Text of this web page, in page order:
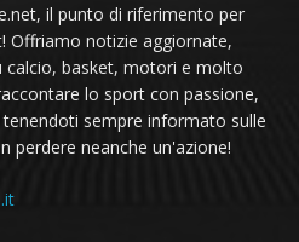
il punto di riferimento per
Offriamo notizie aggiornate,
calcio, basket, motori e molto
lo sport con passione,
sempre informato sulle
perdere neanche un'azione!